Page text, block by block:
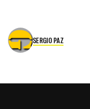
SERGIO PAZ